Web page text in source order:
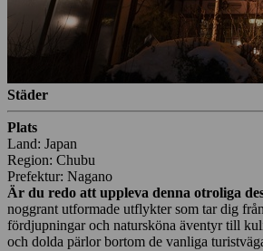
Städer
Plats
Land: Japan
Region: Chubu
Prefektur: Nagano
Är du redo att uppleva denna otroliga
noggrant utformade utflykter som tar dig
fördjupningar och natursköna äventyr till
och dolda pärlor bortom de vanliga